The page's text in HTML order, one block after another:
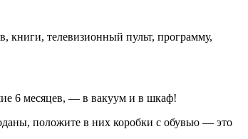
книги, телевизионный пульт, программу,
6 месяцев, — в вакуум и в шкаф!
положите в них коробки с обувью — это